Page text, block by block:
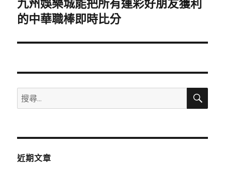
下
一
文
九州娛樂城能把所有運彩好朋友獲利
的中華職棒即時比分
搜
尋
鍵
搜
近期文章